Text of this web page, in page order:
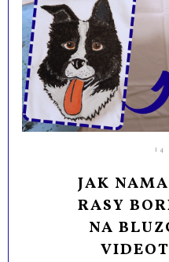
14
JAK
RASY
NA